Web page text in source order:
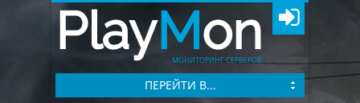
PlayMon
МОНИТОРИНГ СЕРВЕРОВ
ПЕРЕЙТИ В...